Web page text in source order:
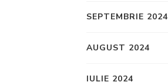
SEPTEMBRIE 2024
AUGUST 2024
IULIE 2024